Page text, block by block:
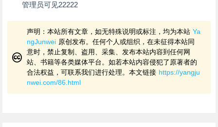
管理员可见22222
声明：本站所有文章，如无特殊说明或标注，均为本站 Ya
ngJunwei 原创发布。任何个人或组织，在未征得本站同
意时，禁止复制、盗用、采集、发布本站内容到任何网
站、书籍等各类媒体平台。如若本站内容侵犯了原著者的
合法权益，可联系我们进行处理。本文链接 https://yangju
nwei.com/86.html